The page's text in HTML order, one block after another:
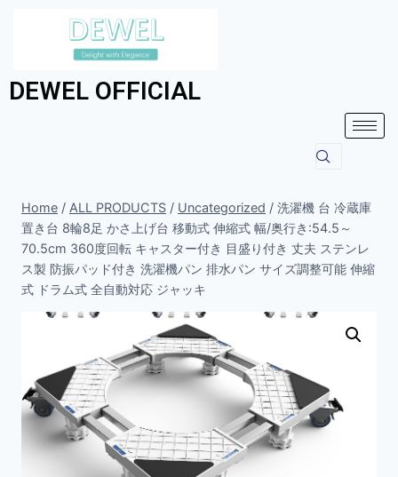
DEWEL OFFICIAL
Home / ALL PRODUCTS / Uncategorized / 洗濯機 台 冷蔵庫
置き台 8輪8足 かさ上げ台 移動式 伸縮式 幅/奥行き:54.5～
70.5cm 360度回転 キャスター付き 目盛り付き 丈夫 ステンレ
ス製 防振パッド付き 洗濯機パン 排水パン サイズ調整可能 伸縮
式 ドラム式 全自動対応 ジャッキ